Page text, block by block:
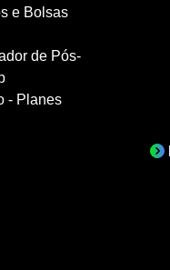
e Bolsas
de Pós-
- Planes